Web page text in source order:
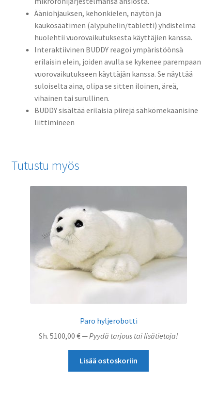
Ääniohjauksen, kehonkielen, näytön ja
kaukosäätimen (älypuhelin/tabletti) yhdistelmä
huolehtii vuorovaikutuksesta käyttäjien kanssa.
Interaktiivinen BUDDY reagoi ympäristöönsä
erilaisin elein, joiden avulla se kykenee parempaan
vuorovaikutukseen käyttäjän kanssa. Se näyttää
suloiselta aina, olipa se sitten iloinen, äreä,
vihainen tai surullinen.
BUDDY sisältää erilaisia piirejä sähkömekaanisine
liittimineen
Tutustu myös
Paro hyljerobotti
Sh. 5100,00 €— Pyydä tarjous tai lisätietoja!
Lisää ostoskoriin